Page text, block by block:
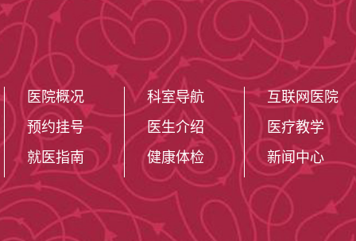
医院概况
预约挂号
就医指南
科室导航
医生介绍
健康体检
互联网医院
医疗教学
新闻中心